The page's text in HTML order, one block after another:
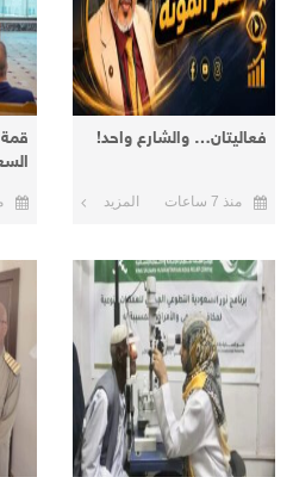
فعاليتان… والشارع واحد!
منذ 7 ساعات المزيد